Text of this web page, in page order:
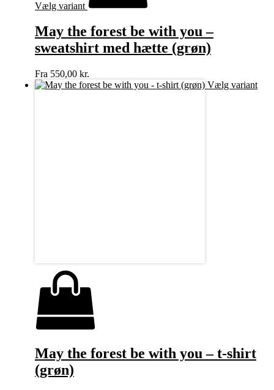
Vælg variant
May the forest be with you –
sweatshirt med hætte (grøn)
Fra 550,00 kr.
Vælg variant
May the forest be with you – t-shirt
(grøn)